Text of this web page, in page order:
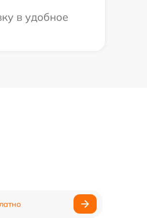
в удобное